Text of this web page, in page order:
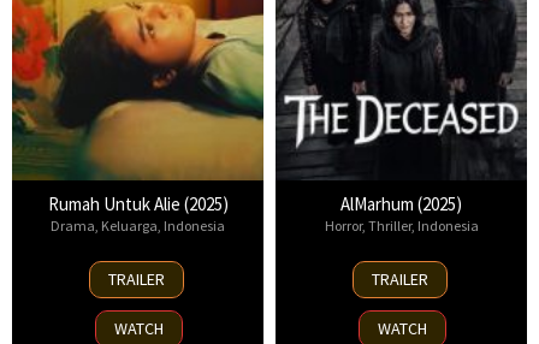
Rumah Untuk Alie (2025)
Drama, Keluarga, Indonesia
17
Apr
2025
TRAILER
WATCH
AlMarhum (2025)
Horror, Thriller, Indonesia
9
Jan
2025
TRAILER
WATCH